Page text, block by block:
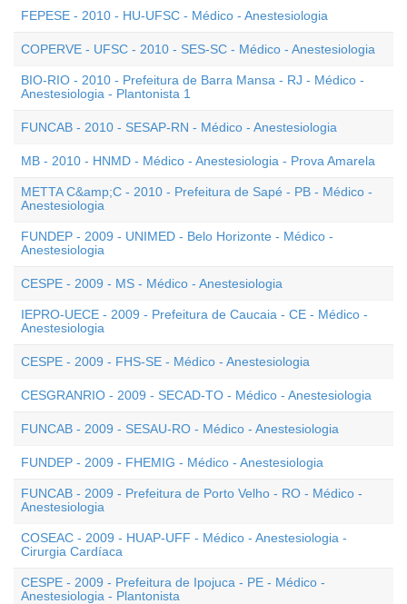
FEPESE - 2010 - HU-UFSC - Médico - Anestesiologia
COPERVE - UFSC - 2010 - SES-SC - Médico - Anestesiologia
BIO-RIO - 2010 - Prefeitura de Barra Mansa - RJ - Médico -
Anestesiologia - Plantonista 1
FUNCAB - 2010 - SESAP-RN - Médico - Anestesiologia
MB - 2010 - HNMD - Médico - Anestesiologia - Prova Amarela
METTA C&amp;C - 2010 - Prefeitura de Sapé - PB - Médico -
Anestesiologia
FUNDEP - 2009 - UNIMED - Belo Horizonte - Médico -
Anestesiologia
CESPE - 2009 - MS - Médico - Anestesiologia
IEPRO-UECE - 2009 - Prefeitura de Caucaia - CE - Médico -
Anestesiologia
CESPE - 2009 - FHS-SE - Médico - Anestesiologia
CESGRANRIO - 2009 - SECAD-TO - Médico - Anestesiologia
FUNCAB - 2009 - SESAU-RO - Médico - Anestesiologia
FUNDEP - 2009 - FHEMIG - Médico - Anestesiologia
FUNCAB - 2009 - Prefeitura de Porto Velho - RO - Médico -
Anestesiologia
COSEAC - 2009 - HUAP-UFF - Médico - Anestesiologia -
Cirurgia Cardíaca
CESPE - 2009 - Prefeitura de Ipojuca - PE - Médico -
Anestesiologia - Plantonista